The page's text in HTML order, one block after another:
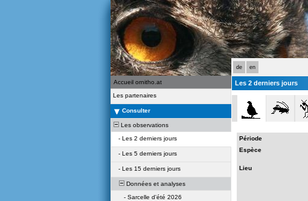
de en
Accueil ornitho.at
Les partenaires
Consulter
Les observations
- Les 2 derniers jours
- Les 5 derniers jours
- Les 15 derniers jours
Données et analyses
- Sarcelle d'été 2026
Les 2 derniers jours
Période
Espèce
Lieu